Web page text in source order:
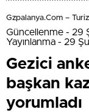
Gzpalanya.com –
Güncellenme - 29
Yayınlanma - 29
Gezici
başkan
yorumladı